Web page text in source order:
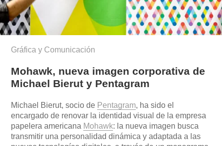
Gráfica y Comunicación
Mohawk, nueva imagen corporativa de
Michael Bierut y Pentagram
Michael Bierut, socio de Pentagram, ha sido el
encargado de renovar la identidad visual de la empresa
papelera americana Mohawk: la nueva imagen busca
transmitir una personalidad dinámica y adaptada a las